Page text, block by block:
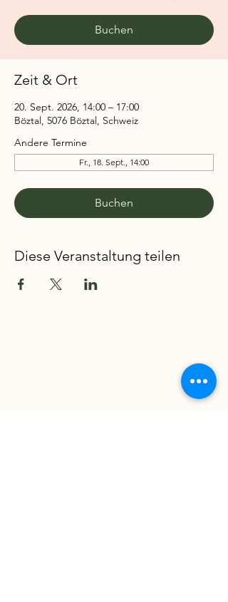
Buchen
Zeit & Ort
20. Sept. 2026, 14:00 – 17:00
Böztal, 5076 Böztal, Schweiz
Andere Termine
Fr., 18. Sept., 14:00
Buchen
Diese Veranstaltung teilen